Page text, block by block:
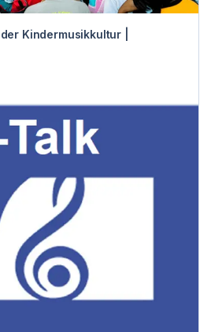
Kindermusikkultur |